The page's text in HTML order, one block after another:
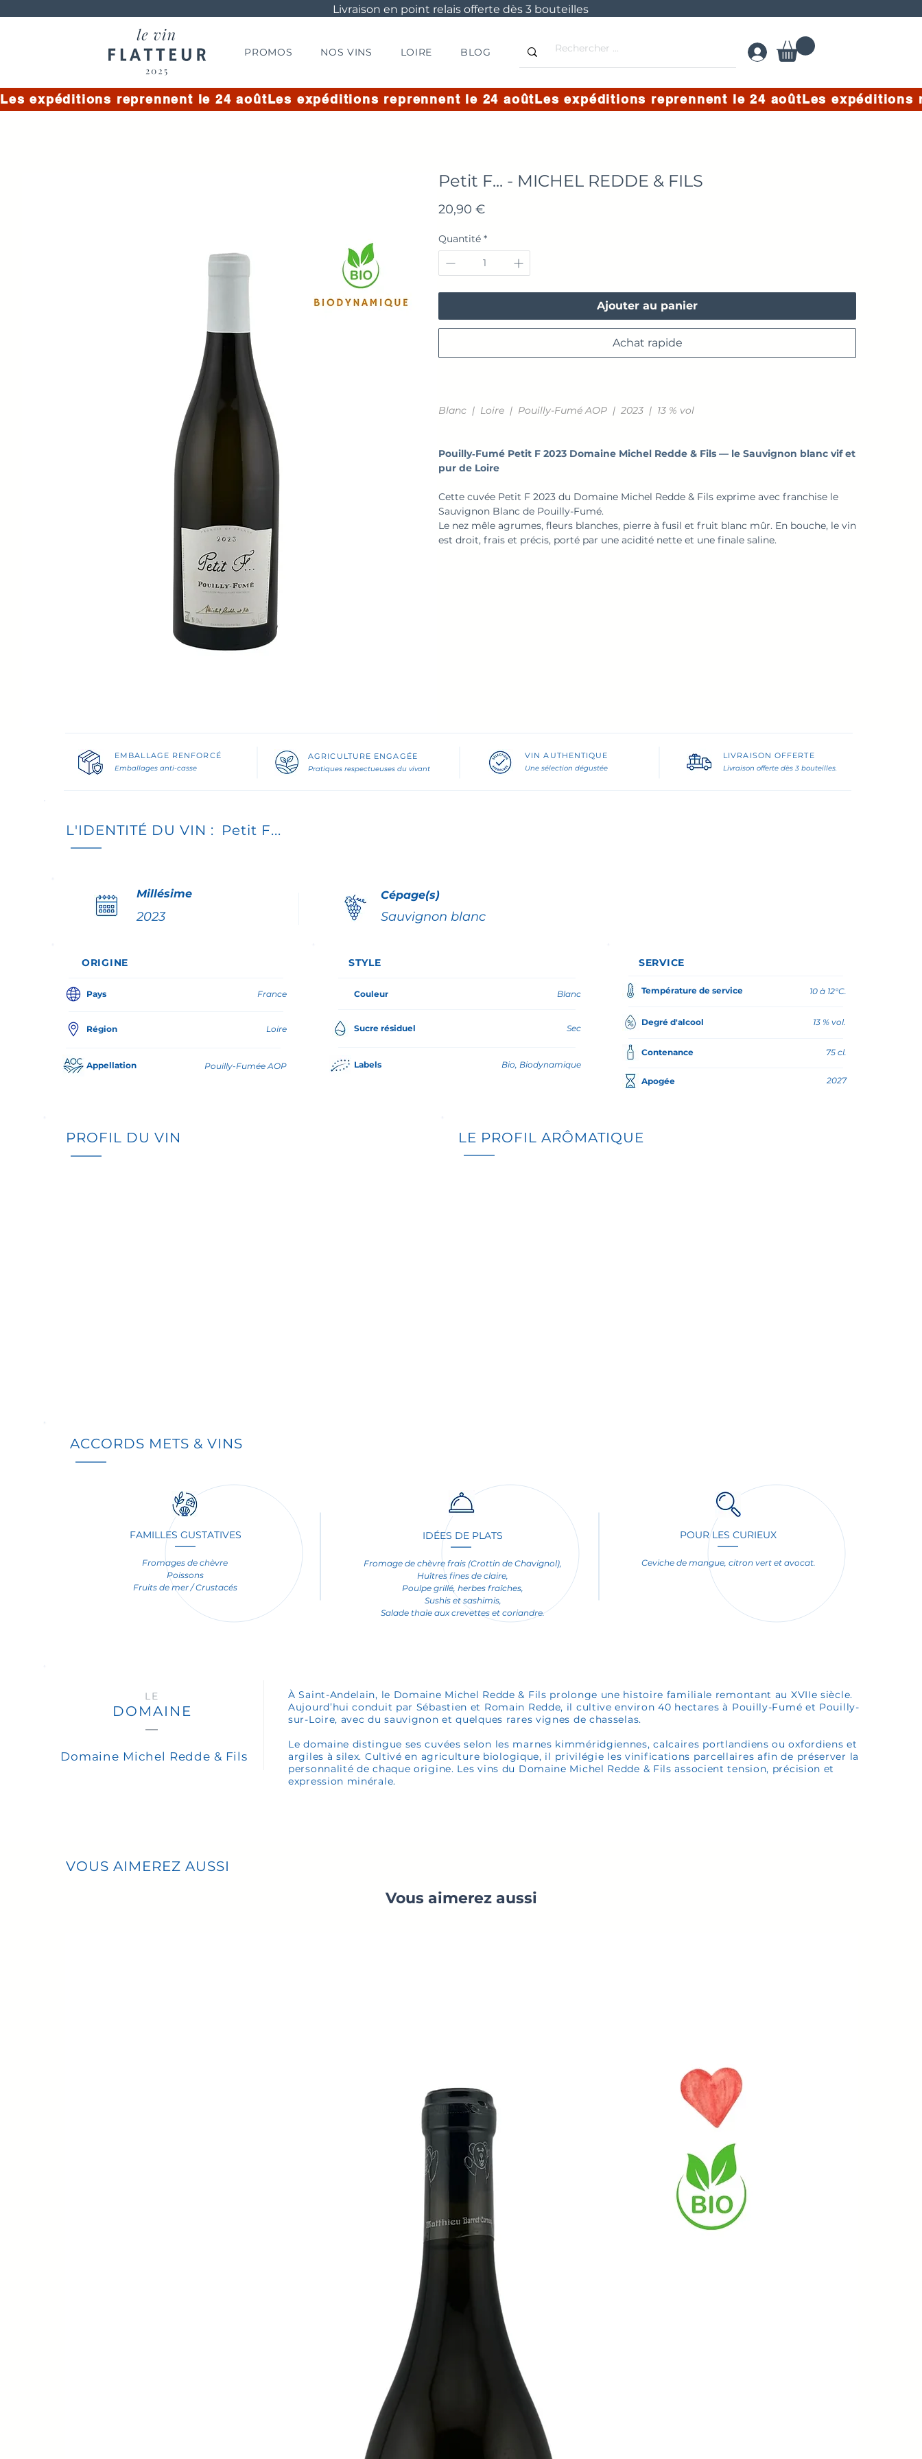
Livraison en point relais offerte dès 3 bouteilles
PROMOS NOS VINS LOIRE BLOG
Les expéditions reprennent le 24 août
Petit F... - MICHEL REDDE & FILS
20,90 €Prix
Quantité *
Ajouter au panier
Achat rapide
Blanc | Loire | Pouilly-Fumé AOP | 2023 | 13 % vol
Pouilly‑Fumé Petit F 2023 Domaine Michel Redde & Fils — le Sauvignon blanc vif et
pur de Loire
Cette cuvée Petit F 2023 du Domaine Michel Redde & Fils exprime avec franchise le
Sauvignon Blanc de Pouilly-Fumé.
Le nez mêle agrumes, fleurs blanches, pierre à fusil et fruit blanc mûr. En bouche, le vin
est droit, frais et précis, porté par une acidité nette et une finale saline.
EMBALLAGE RENFORCÉ
Emballages anti-casse
AGRICULTURE ENGAGÉE
Pratiques respectueuses du vivant
VINAUTHENTIQUE
Une sélection dégustée
LIVRAISON OFFERTE
Livraison offerte dès 3 bouteilles.
L'IDENTITÉ DU VIN : Petit F...
Millésime
2023
Cépage(s)
Sauvignon blanc
ORIGINE
Pays France
Région Loire
Appellation Pouilly-Fumée AOP
STYLE
Couleur Blanc
Sucre résiduel Sec
Labels Bio, Biodynamique
SERVICE
Température de service 10 à 12°C.
Degré d'alcool 13 % vol.
Contenance 75 cl.
Apogée 2027
PROFIL DU VIN LE PROFIL ARÔMATIQUE
ACCORDS METS & VINS
IDÉES DE PLATS
Fromage de chèvre frais (Crottin de Chavignol),
Huîtres fines de claire,
Poulpe grillé, herbes fraîches,
Sushis et sashimis,
Salade thaïe aux crevettes et coriandre.
FAMILLES GUSTATIVES
Fromages de chèvre
Poissons
Fruits de mer / Crustacés
POUR LES CURIEUX
Ceviche de mangue, citron vert et avocat.
À Saint-Andelain, le Domaine Michel Redde & Fils prolonge une histoire familiale remontant au XVIIe siècle.
Aujourd’hui conduit par Sébastien et Romain Redde, il cultive environ 40 hectares à Pouilly-Fumé et Pouilly-
sur-Loire, avec du sauvignon et quelques rares vignes de chasselas.
Le domaine distingue ses cuvées selon les marnes kimméridgiennes, calcaires portlandiens ou oxfordiens et
argiles à silex. Cultivé en agriculture biologique, il privilégie les vinifications parcellaires afin de préserver la
personnalité de chaque origine. Les vins du Domaine Michel Redde & Fils associent tension, précision et
expression minérale.
LE
DOMAINE
Domaine Michel Redde & Fils
VOUS AIMEREZ AUSSI
Vous aimerez aussi